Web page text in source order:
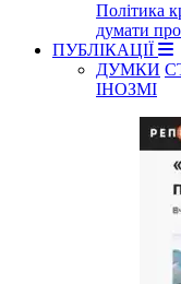
Політика
думати
ПУБЛІКАЦІЇ
ДУМКИ
ІНОЗМІ